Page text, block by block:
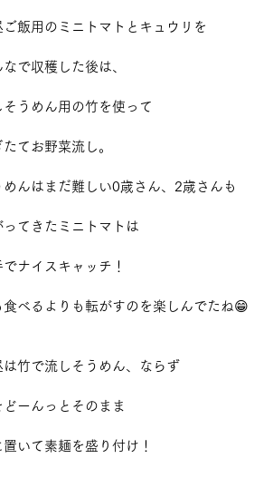
ご飯用のミニトマトとキュウリを
なで収穫した後は、
そうめん用の竹を使って
たてお野菜流し。
めんはまだ難しい0歳さん、2歳さんも
ってきたミニトマトは
でナイスキャッチ！
食べるよりも転がすのを楽しんでたね😁
は竹で流しそうめん、ならず
どーんっとそのまま
置いて素麺を盛り付け！